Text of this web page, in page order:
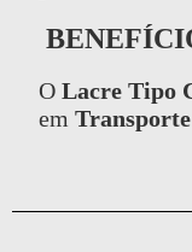
O Lacre Tipo
em